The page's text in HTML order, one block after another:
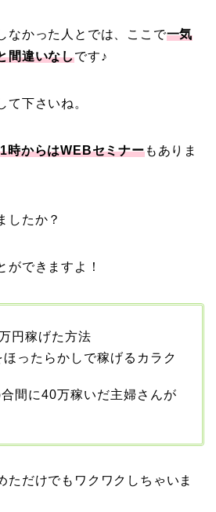
なかった人とでは、ここで一気
間違いなしです♪
て下さいね。
時からはWEBセミナーもありま
したか？
ができますよ！
円稼げた方法
ったらかしで稼げるカラク
間に40万稼いだ主婦さんが
ただけでもワクワクしちゃいま